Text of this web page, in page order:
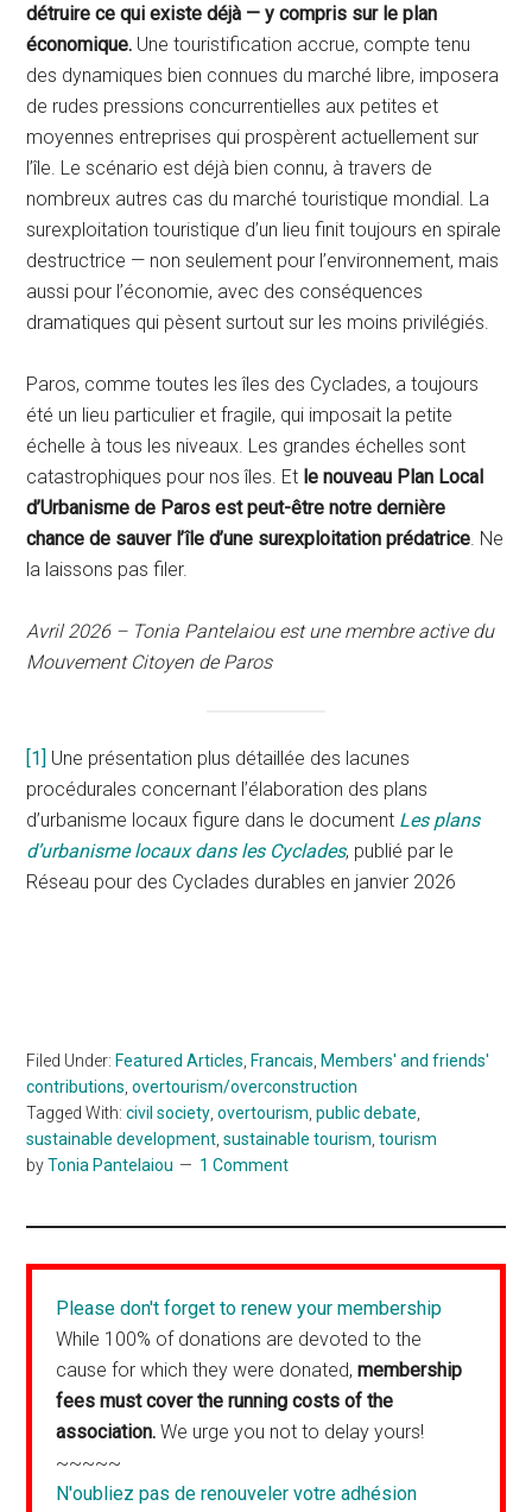
détruire ce qui existe déjà — y compris sur le plan
économique. Une touristification accrue, compte tenu
des dynamiques bien connues du marché libre, imposera
de rudes pressions concurrentielles aux petites et
moyennes entreprises qui prospèrent actuellement sur
l’île. Le scénario est déjà bien connu, à travers de
nombreux autres cas du marché touristique mondial. La
surexploitation touristique d’un lieu finit toujours en spirale
destructrice — non seulement pour l’environnement, mais
aussi pour l’économie, avec des conséquences
dramatiques qui pèsent surtout sur les moins privilégiés.
Paros, comme toutes les îles des Cyclades, a toujours
été un lieu particulier et fragile, qui imposait la petite
échelle à tous les niveaux. Les grandes échelles sont
catastrophiques pour nos îles. Et le nouveau Plan Local
d’Urbanisme de Paros est peut-être notre dernière
chance de sauver l’île d’une surexploitation prédatrice. Ne
la laissons pas filer.
Avril 2026 – Tonia Pantelaiou est une membre active du
Mouvement Citoyen de Paros
[1] Une présentation plus détaillée des lacunes
procédurales concernant l’élaboration des plans
d’urbanisme locaux figure dans le document Les plans
d’urbanisme locaux dans les Cyclades, publié par le
Réseau pour des Cyclades durables en janvier 2026
Filed Under: Featured Articles Francais Members' and friends'
contributions ,overtourism/overconstruction
Tagged With:civil society ,overtourism ,public debate
sustainable development ,sustainable tourism ,tourism
byTonia Pantelaiou 1 Comment
Please don't forget to renew your membership
While 100% of donations are devoted to the
cause for which they were donated,membership
fees must cover the running costs of the
association. We urge you not to delay yours!
~~~~~
N'oubliez pas de renouveler votre adhésion